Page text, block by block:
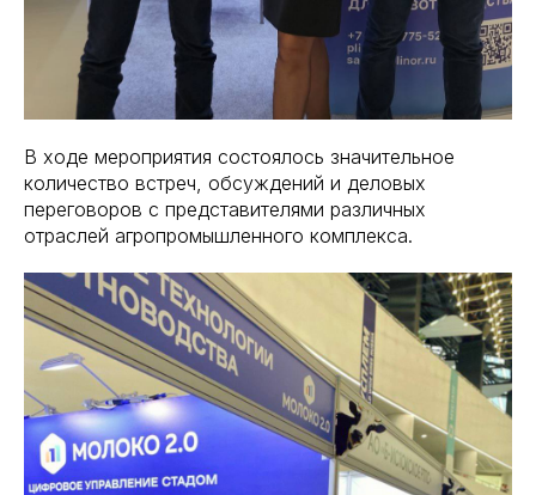
В ходе мероприятия состоялось значительное
количество встреч, обсуждений и деловых
переговоров с представителями различных
отраслей агропромышленного комплекса.